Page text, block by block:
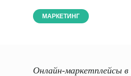
МАРКЕТИНГ
Онлайн-маркетплейсы в
вопросы и обсудить, какую пользу можем